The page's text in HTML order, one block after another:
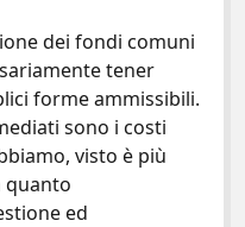
dei fondi comuni
tener
forme ammissibili.
sono i costi
visto è più
quanto
ed